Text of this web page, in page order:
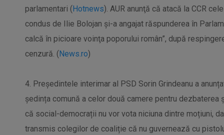
parlamentari (Hotnews). AUR anunţă că atacă la CCR
condus de Ilie Bolojan şi-a angajat răspunderea în
calcă în picioare voinţa poporului român”, după
cenzură. (News.ro)
4. Președintele interimar al PSD Sorin Grindeanu a
ședința comună a celor două camere pentru
că social-democrații nu vor vota niciuna dintre moțiuni,
transmis colegilor de coaliție că nu guvernează cu